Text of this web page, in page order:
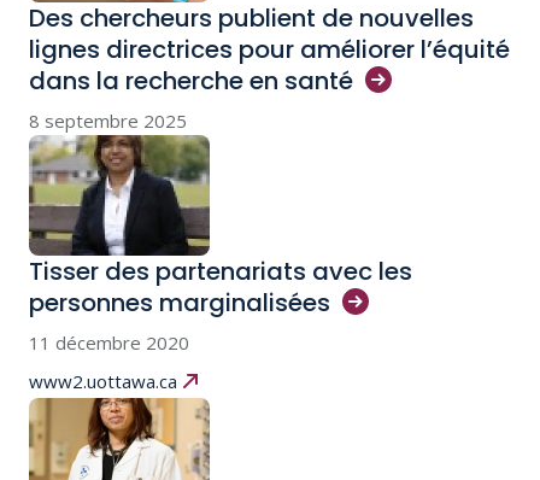
Des chercheurs publient de nouvelles
lignes directrices pour améliorer l’équité
dans la recherche en santé
8 septembre 2025
Tisser des partenariats avec les
personnes marginalisées
11 décembre 2020
www2.uottawa.ca